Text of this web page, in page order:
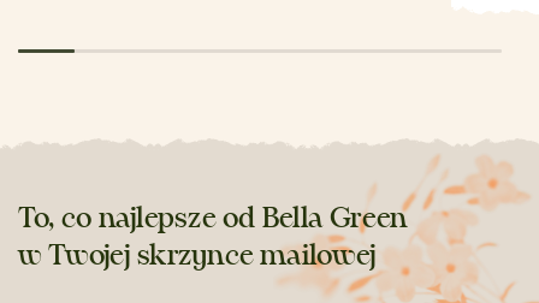
To, co najlepsze od Bella Green
w Twojej skrzynce mailowej